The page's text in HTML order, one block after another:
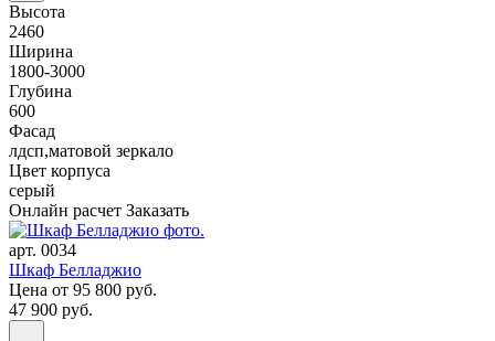
Высота
2460
Ширина
1800-3000
Глубина
600
Фасад
лдсп,матовой зеркало
Цвет корпуса
серый
Онлайн расчет Заказать
арт. 0034
Шкаф Белладжио
Цена от 95 800 руб.
47 900 руб.